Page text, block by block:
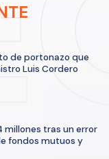
de portonazo que
Luis Cordero
millones tras un error
fondos mutuos y